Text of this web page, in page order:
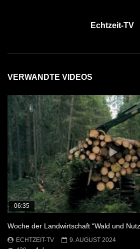
Echtzeit-TV
VERWANDTE VIDEOS
06:35
Woche der Landwirtschaft “Wald und
ECHTZEIT-TV
9. AUGUST 2024